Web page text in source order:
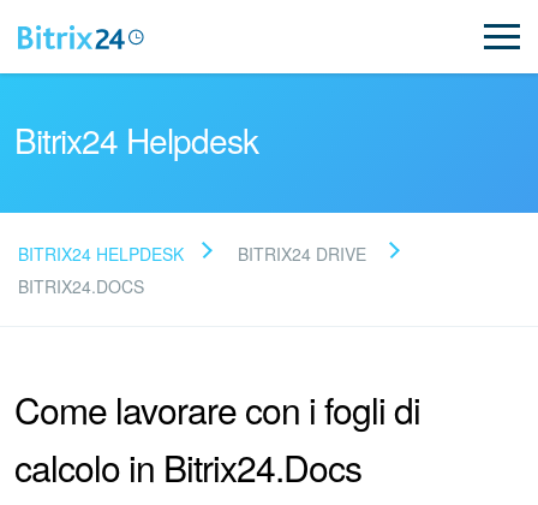
Leggi le domande frequenti
Supporto Bitrix24
Registrazione e accesso
Bitrix24 Helpdesk
BITRIX24 HELPDESK
BITRIX24 DRIVE
BITRIX24.DOCS
Come lavorare con i fogli di
calcolo in Bitrix24.Docs